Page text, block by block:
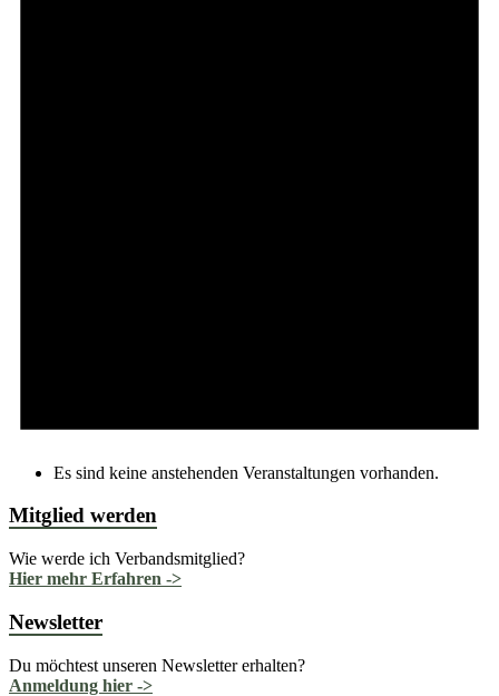
Es sind keine anstehenden Veranstaltungen vorhanden.
Mitglied werden
Wie werde ich Verbandsmitglied?
Hier mehr Erfahren ->
Newsletter
Du möchtest unseren Newsletter erhalten?
Anmeldung hier ->